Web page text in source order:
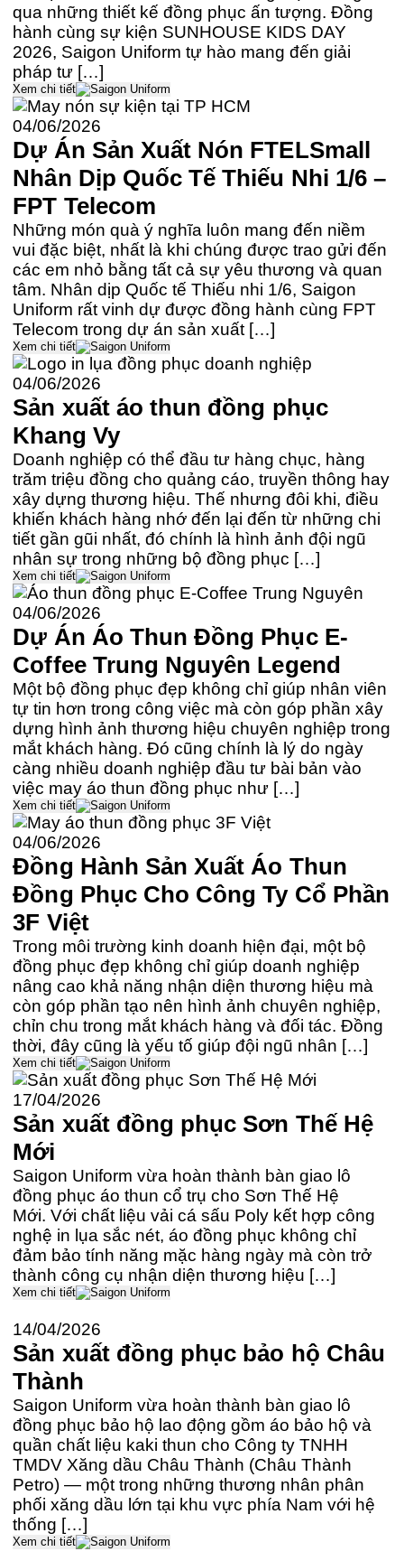
qua những thiết kế đồng phục ấn tượng. Đồng
hành cùng sự kiện SUNHOUSE KIDS DAY
2026, Saigon Uniform tự hào mang đến giải
pháp tư […]
Xem chi tiết
04/06/2026
Dự Án Sản Xuất Nón FTELSmall
Nhân Dịp Quốc Tế Thiếu Nhi 1/6 –
FPT Telecom
Những món quà ý nghĩa luôn mang đến niềm
vui đặc biệt, nhất là khi chúng được trao gửi đến
các em nhỏ bằng tất cả sự yêu thương và quan
tâm. Nhân dịp Quốc tế Thiếu nhi 1/6, Saigon
Uniform rất vinh dự được đồng hành cùng FPT
Telecom trong dự án sản xuất […]
Xem chi tiết
04/06/2026
Sản xuất áo thun đồng phục
Khang Vy
Doanh nghiệp có thể đầu tư hàng chục, hàng
trăm triệu đồng cho quảng cáo, truyền thông hay
xây dựng thương hiệu. Thế nhưng đôi khi, điều
khiến khách hàng nhớ đến lại đến từ những chi
tiết gần gũi nhất, đó chính là hình ảnh đội ngũ
nhân sự trong những bộ đồng phục […]
Xem chi tiết
04/06/2026
Dự Án Áo Thun Đồng Phục E-
Coffee Trung Nguyên Legend
Một bộ đồng phục đẹp không chỉ giúp nhân viên
tự tin hơn trong công việc mà còn góp phần xây
dựng hình ảnh thương hiệu chuyên nghiệp trong
mắt khách hàng. Đó cũng chính là lý do ngày
càng nhiều doanh nghiệp đầu tư bài bản vào
việc may áo thun đồng phục như […]
Xem chi tiết
04/06/2026
Đồng Hành Sản Xuất Áo Thun
Đồng Phục Cho Công Ty Cổ Phần
3F Việt
Trong môi trường kinh doanh hiện đại, một bộ
đồng phục đẹp không chỉ giúp doanh nghiệp
nâng cao khả năng nhận diện thương hiệu mà
còn góp phần tạo nên hình ảnh chuyên nghiệp,
chỉn chu trong mắt khách hàng và đối tác. Đồng
thời, đây cũng là yếu tố giúp đội ngũ nhân […]
Xem chi tiết
17/04/2026
Sản xuất đồng phục Sơn Thế Hệ
Mới
Saigon Uniform vừa hoàn thành bàn giao lô
đồng phục áo thun cổ trụ cho Sơn Thế Hệ
Mới. Với chất liệu vải cá sấu Poly kết hợp công
nghệ in lụa sắc nét, áo đồng phục không chỉ
đảm bảo tính năng mặc hàng ngày mà còn trở
thành công cụ nhận diện thương hiệu […]
Xem chi tiết
14/04/2026
Sản xuất đồng phục bảo hộ Châu
Thành
Saigon Uniform vừa hoàn thành bàn giao lô
đồng phục bảo hộ lao động gồm áo bảo hộ và
quần chất liệu kaki thun cho Công ty TNHH
TMDV Xăng dầu Châu Thành (Châu Thành
Petro) — một trong những thương nhân phân
phối xăng dầu lớn tại khu vực phía Nam với hệ
thống […]
Xem chi tiết